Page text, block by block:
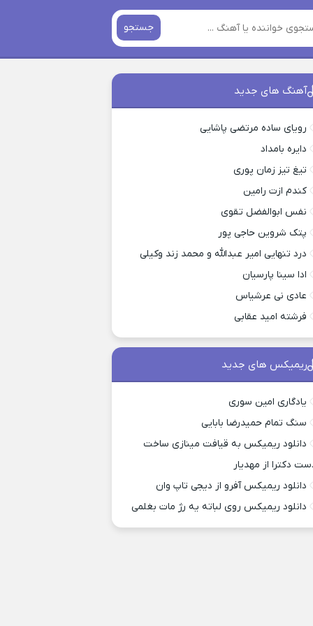
جستجو
آهنگ های جدید
رویای ساده مرتضی پاشایی
دایره بامداد
تیغ تیز زمان پوری
کندم ازت رامین
نفس ابوالفضل تقوی
پتک شروین حاجی پور
درد تنهایی امیر عبدالله و محمد زند وکیلی
ادا سینا پارسیان
عادی نی عرشیاس
فرشته امید عقابی
ریمیکس های جدید
یادگاری امین سوری
سنگ تمام حمیدرضا بابایی
دانلود ریمیکس به قیافت مینازی ساخت
دکترا از مهدیار
دانلود ریمیکس آفرو از ديجی تاپ وان
دانلود ریمیکس روی لباته یه رژ مات بغلمی